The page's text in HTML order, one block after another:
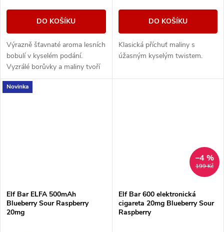
DO KOŠÍKU
Výrazně šťavnaté aroma lesních
bobulí v kyselém podání.
Vyzrálé borůvky a maliny tvoří
dokonalý mix sladkých a
příjemně kyselých tónů s
DO KOŠÍKU
Klasická příchuť maliny s
úžasným kyselým twistem.
Novinka
Elf Bar ELFA 500mAh
Blueberry Sour Raspberry
20mg
199 Kč
–4 %
Elf Bar 600 elektronická
cigareta 20mg Blueberry Sour
Raspberry